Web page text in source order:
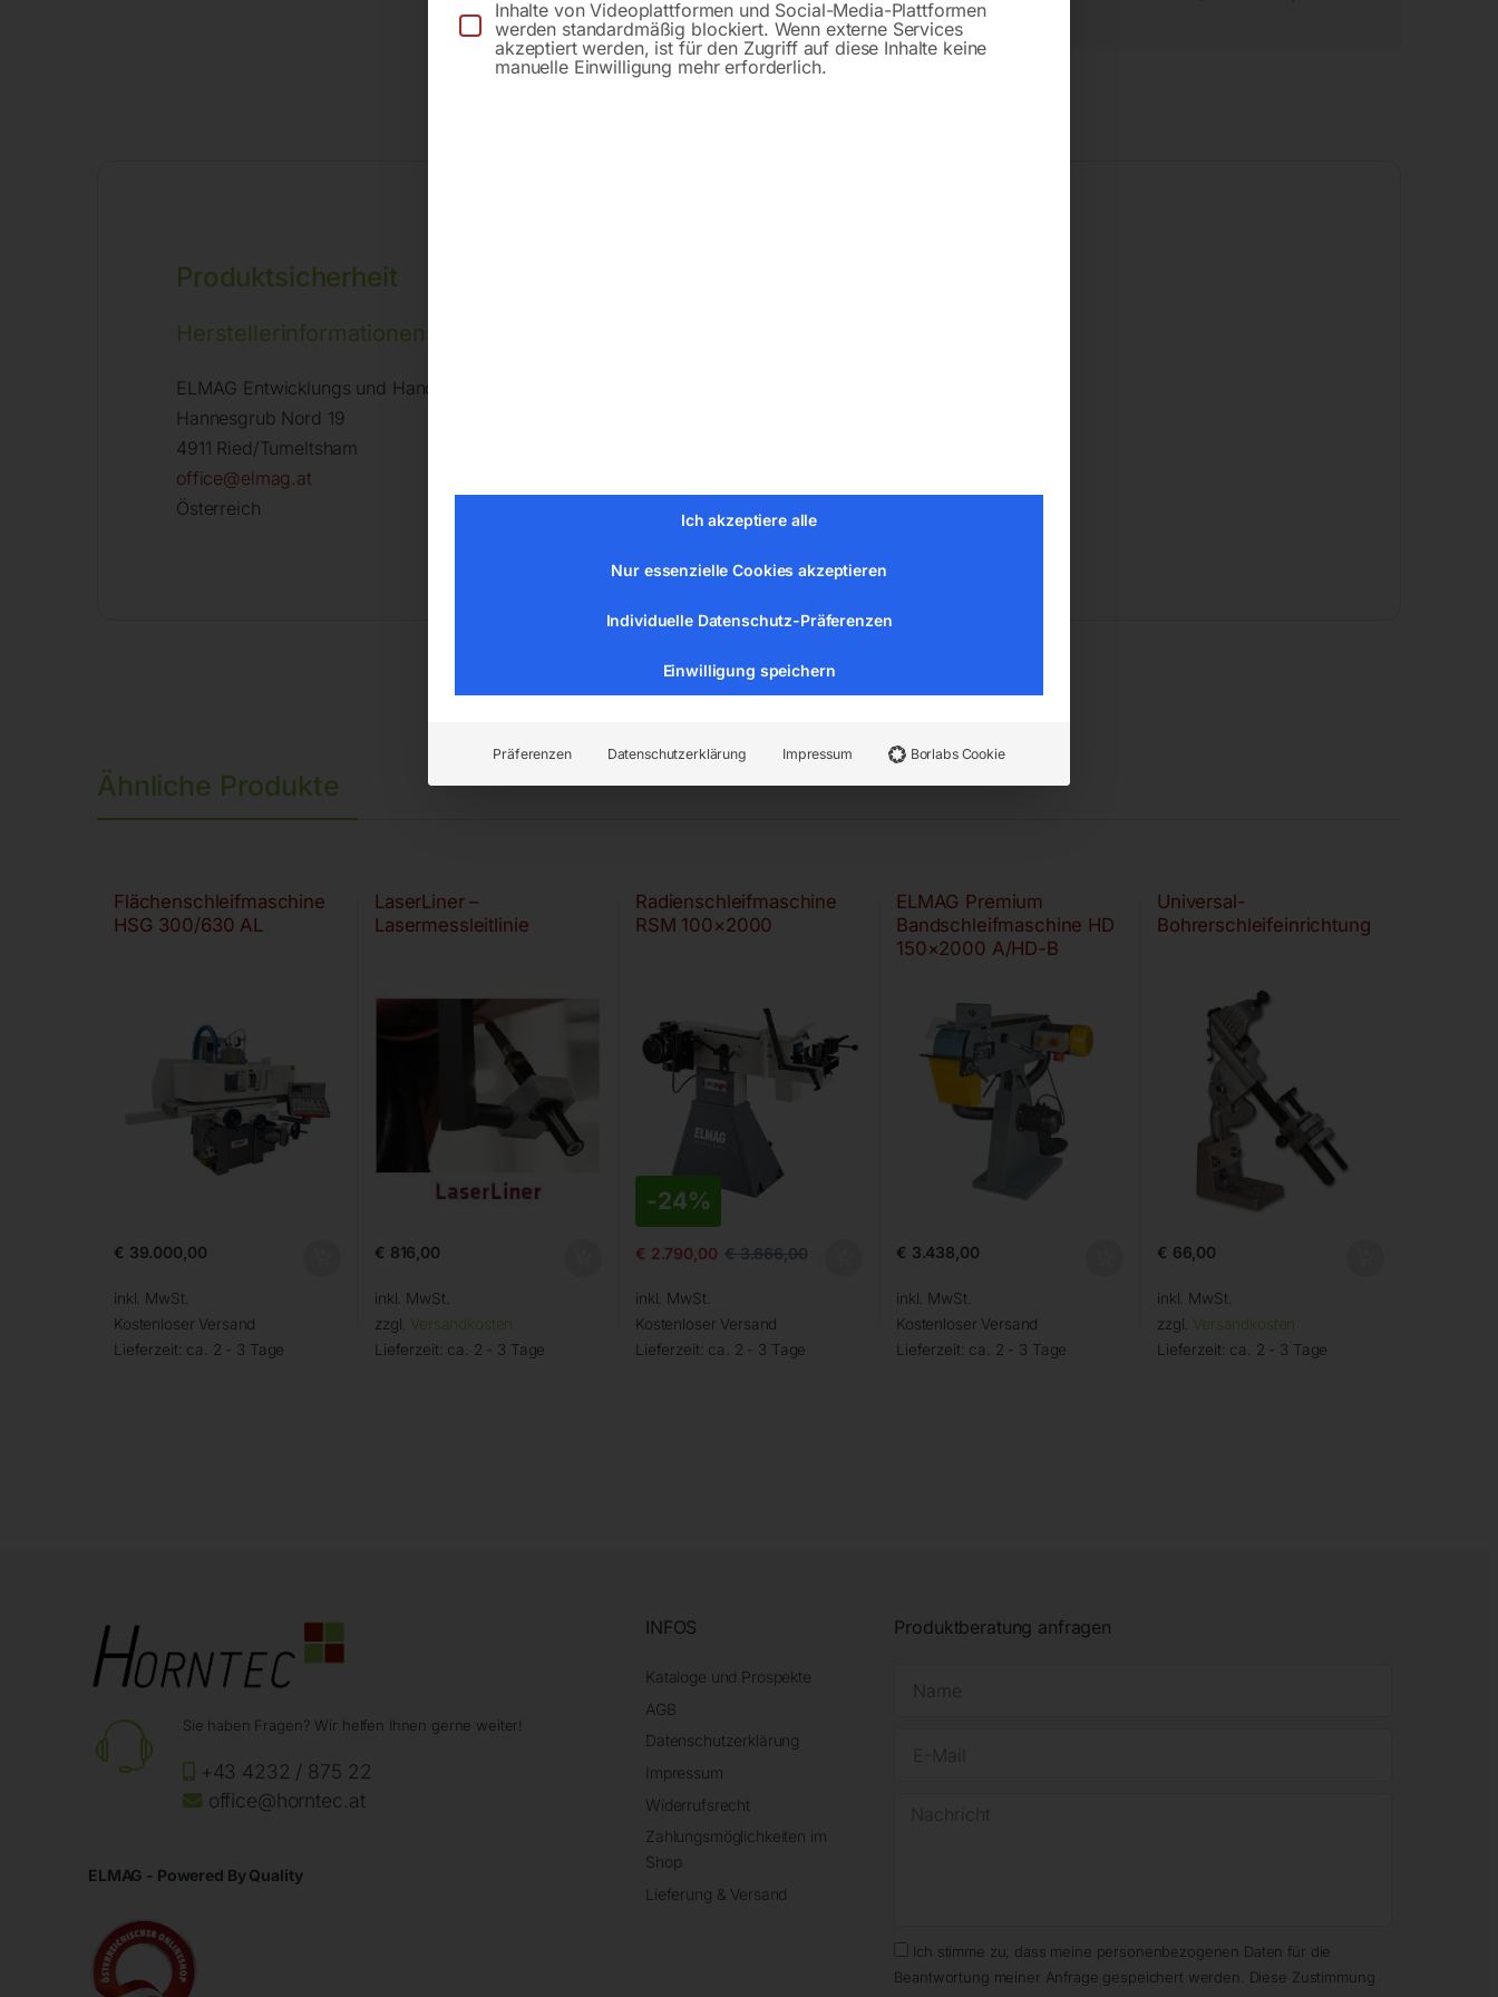
Produktsicherheit
Herstellerinformationen
ELMAG Entwicklungs und Handels GmbH
Hannesgrub Nord 19
4911 Ried/Tumeltsham
office@elmag.at
Österreich
Ähnliche Produkte
Flächenschleifmaschine
HSG 300/630 AL
€ 39.000,00
inkl. MwSt.
Kostenloser Versand
Lieferzeit: ca. 2 - 3 Tage
LaserLiner –
Lasermessleitlinie
€ 816,00
inkl. MwSt.
zzgl. Versandkosten
Lieferzeit: ca. 2 - 3 Tage
Radienschleifmaschine
RSM 100×2000
-24%
€ 2.790,00 €3.666,00
inkl. MwSt.
Kostenloser Versand
Lieferzeit: ca. 2 - 3 Tage
ELMAG Premium
Bandschleifmaschine HD
150×2000 A/HD-B
€ 3.438,00
inkl. MwSt.
Kostenloser Versand
Lieferzeit: ca. 2 - 3 Tage
Universal-
Bohrerschleifeinrichtung
€ 66,00
inkl. MwSt.
zzgl. Versandkosten
Lieferzeit: ca. 2 - 3 Tage
Sie haben Fragen? Wir helfen Ihnen gerne weiter!
+43 4232 / 875 22
office@horntec.at
ELMAG - Powered By Quality
INFOS
Kataloge und Prospekte
AGB
Datenschutzerklärung
Impressum
Widerrufsrecht
Zahlungsmöglichkeiten im
Shop
Lieferung & Versand
Produktberatung anfragen
Ich stimme zu, dass meine personenbezogenen Daten für die
Beantwortung meiner Anfrage gespeichert werden. Diese Zustimmung
Inhalte von Videoplattformen und Social-Media-Plattformen
werden standardmäßig blockiert. Wenn externe Services
akzeptiert werden, ist für den Zugriff auf diese Inhalte keine
manuelle Einwilligung mehr erforderlich.
Ich akzeptiere alle
Nur essenzielle Cookies akzeptieren
Individuelle Datenschutz-Präferenzen
Einwilligung speichern
Präferenzen Datenschutzerklärung Impressum Borlabs Cookie